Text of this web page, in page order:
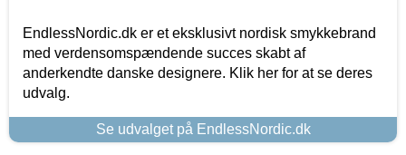
EndlessNordic.dk er et eksklusivt nordisk smykkebrand
med verdensomspændende succes skabt af
anderkendte danske designere. Klik her for at se deres
udvalg.
Se udvalget på EndlessNordic.dk